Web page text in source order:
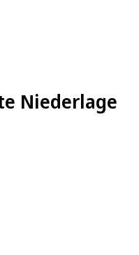
Niederlage